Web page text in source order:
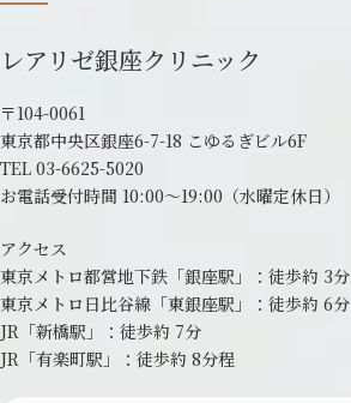
レアリゼ銀座クリニック
〒104-0061
東京都中央区銀座6-7-18 こゆるぎビル6F
TEL 03-6625-5020
お電話受付時間 10:00～19:00 （水曜定休日）
アクセス
東京メトロ都営地下鉄「銀座駅」： 徒歩約 3分
東京メトロ日比谷線「東銀座駅」： 徒歩約 6分
JR「新橋駅」：徒歩約 7分
JR「有楽町駅」：徒歩約 8分程